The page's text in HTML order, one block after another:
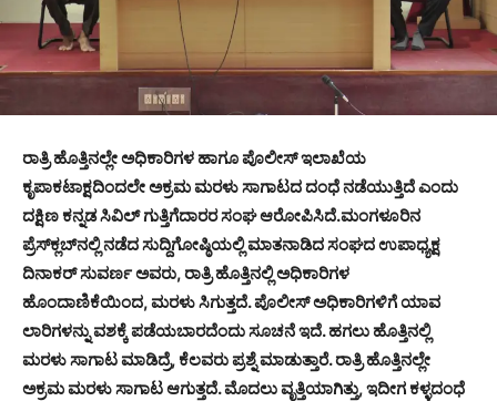
ರಾತ್ರಿ ಹೊತ್ತಿನಲ್ಲೇ ಅಧಿಕಾರಿಗಳ ಹಾಗೂ ಪೊಲೀಸ್ ಇಲಾಖೆಯ
ಕೃಪಾಕಟಾಕ್ಷದಿಂದಲೇ ಅಕ್ರಮ ಮರಳು ಸಾಗಾಟದ ದಂಧೆ ನಡೆಯುತ್ತಿದೆ ಎಂದು
ದಕ್ಷಿಣ ಕನ್ನಡ ಸಿವಿಲ್ ಗುತ್ತಿಗೆದಾರರ ಸಂಘ ಆರೋಪಿಸಿದೆ.ಮಂಗಳೂರಿನ
ಪ್ರೆಸ್‍ಕ್ಲಬ್‍ನಲ್ಲಿ ನಡೆದ ಸುದ್ದಿಗೋಷ್ಠಿಯಲ್ಲಿ ಮಾತನಾಡಿದ ಸಂಘದ ಉಪಾಧ್ಯಕ್ಷ
ದಿನಾಕರ್ ಸುವರ್ಣ ಅವರು, ರಾತ್ರಿ ಹೊತ್ತಿನಲ್ಲಿ ಅಧಿಕಾರಿಗಳ
ಹೊಂದಾಣಿಕೆಯಿಂದ, ಮರಳು ಸಿಗುತ್ತದೆ. ಪೊಲೀಸ್ ಅಧಿಕಾರಿಗಳಿಗೆ ಯಾವ
ಲಾರಿಗಳನ್ನು ವಶಕ್ಕೆ ಪಡೆಯಬಾರದೆಂದು ಸೂಚನೆ ಇದೆ. ಹಗಲು ಹೊತ್ತಿನಲ್ಲಿ
ಮರಳು ಸಾಗಾಟ ಮಾಡಿದ್ರೆ, ಕೆಲವರು ಪ್ರಶ್ನೆ ಮಾಡುತ್ತಾರೆ. ರಾತ್ರಿ ಹೊತ್ತಿನಲ್ಲೇ
ಅಕ್ರಮ ಮರಳು ಸಾಗಾಟ ಆಗುತ್ತದೆ. ಮೊದಲು ವೃತ್ತಿಯಾಗಿತ್ತು, ಇದೀಗ ಕಳ್ಳದಂಧೆ